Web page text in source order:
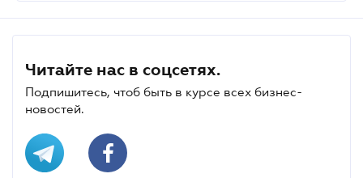
Читайте нас в соцсетях.
Подпишитесь, чтоб быть в курсе всех бизнес-
новостей.